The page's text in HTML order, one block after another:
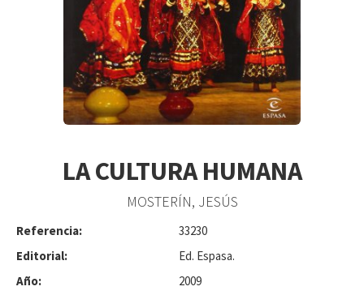
LA CULTURA HUMANA
MOSTERÍN, JESÚS
Referencia:
33230
Editorial:
Ed. Espasa.
Año:
2009